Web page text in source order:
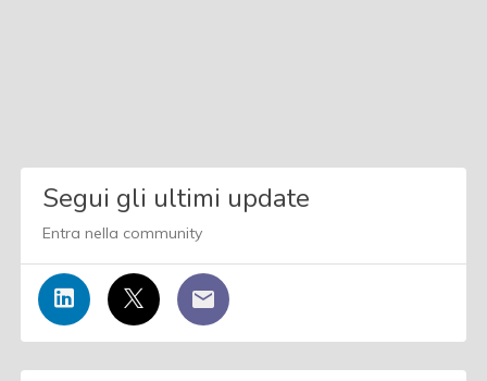
Segui gli ultimi update
Entra nella community